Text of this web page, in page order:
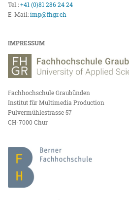
Tel.:+41 (0)81 286 24 24
E-Mail:imp@fhgr.ch
IMPRESSUM
Fachhochschule Graubünden
Institut für Multimedia Production
Pulvermühlestrasse 57
CH-7000 Chur